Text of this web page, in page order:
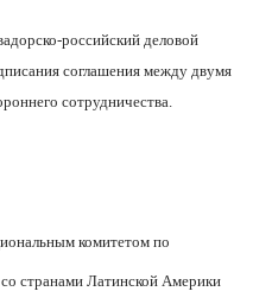
российский деловой
соглашения между двумя
сотрудничества.
комитетом по
странами Латинской Америки